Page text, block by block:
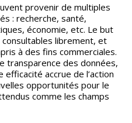
provenir de multiples
: recherche, santé,
économie, etc. Le but
librement, et
à des fins commerciales.
transparence des données,
accrue de l’action
opportunités pour le
comme les champs